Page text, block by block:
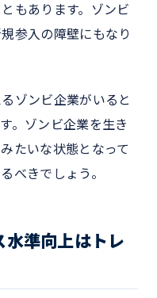
もあります。ゾンビ
参入の障壁にもなり
ゾンビ企業がいると
。ゾンビ企業を生き
たいな状態となって
べきでしょう。
水準向上はトレ